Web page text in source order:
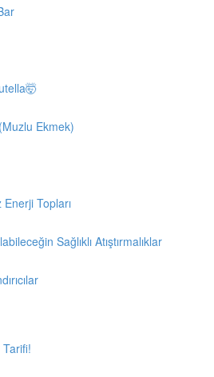
Ekmek)
Topları
Sağlıklı Atıştırmalıklar